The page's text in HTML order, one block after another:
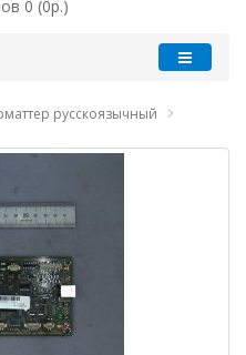
0 (0р.)
русскоязычный